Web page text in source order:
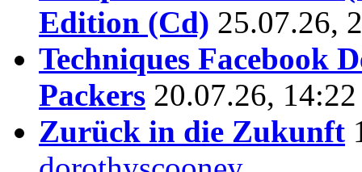
Edition (Cd) 25.07.26,
Techniques Facebook
Packers 20.07.26,
Zurück in die Zukunft